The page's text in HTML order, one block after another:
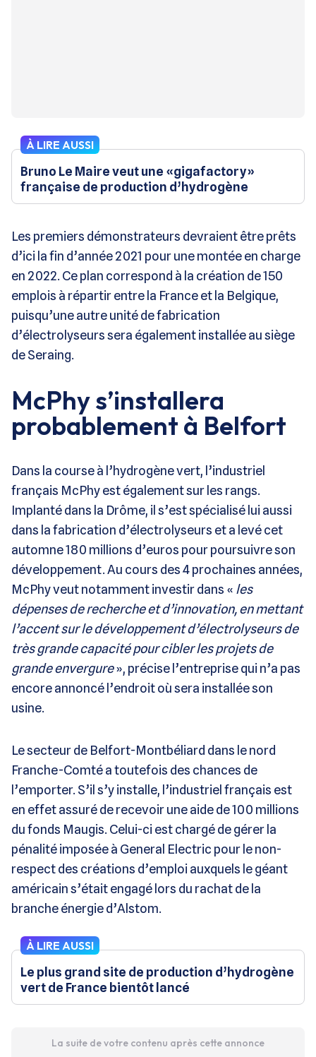
À LIRE AUSSI
Bruno Le Maire veut une «gigafactory»
française de production d’hydrogène
Les premiers démonstrateurs devraient être prêts
d’ici la fin d’année 2021 pour une montée en charge
en 2022. Ce plan correspond à la création de 150
emplois à répartir entre la France et la Belgique,
puisqu’une autre unité de fabrication
d’électrolyseurs sera également installée au siège
de Seraing.
McPhy s’installera
probablement à Belfort
Dans la course à l’hydrogène vert, l’industriel
français McPhy est également sur les rangs.
Implanté dans la Drôme, il s’est spécialisé lui aussi
dans la fabrication d’électrolyseurs et a levé cet
automne 180 millions d’euros pour poursuivre son
développement. Au cours des 4 prochaines années,
McPhy veut notamment investir dans « les
dépenses de recherche et d’innovation, en mettant
l’accent sur le développement d’électrolyseurs de
très grande capacité pour cibler les projets de
grande envergure», précise l’entreprise qui n’a pas
encore annoncé l’endroit où sera installée son
usine.
Le secteur de Belfort-Montbéliard dans le nord
Franche-Comté a toutefois des chances de
l’emporter. S’il s’y installe, l’industriel français est
en effet assuré de recevoir une aide de 100 millions
du fonds Maugis. Celui-ci est chargé de gérer la
pénalité imposée à General Electric pour le non-
respect des créations d’emploi auxquels le géant
américain s’était engagé lors du rachat de la
branche énergie d’Alstom.
À LIRE AUSSI
Le plus grand site de production d’hydrogène
vert de France bientôt lancé
La suite de votre contenu après cette annonce